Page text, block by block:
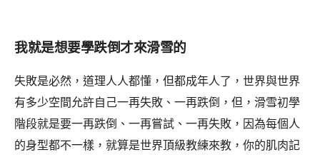
我就是想要學跌倒才來滑雪的
失敗是必然，道理人人都懂，但都成年人了，世界與世界
有多少空間允許自己一再失敗、一再跌倒，但，滑雪初學
階段就是要一再跌倒、一再嘗試、一再失敗，因為每個人
的身型都不一樣，就算是世界頂級教練來教，你的肌肉記